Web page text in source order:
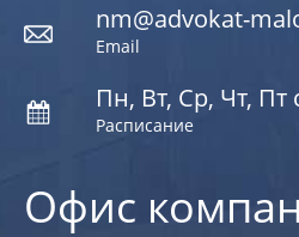
Офис
nm@advokat-
Email
Пн, Вт, Ср, Чт, Пт
Расписание